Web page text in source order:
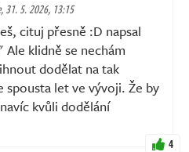
31. 5. 2026, 13:15
cituj přesně :D napsal
klidně se nechám
dodělat na tak
let ve vývoji. Že by
kvůli dodělání
4